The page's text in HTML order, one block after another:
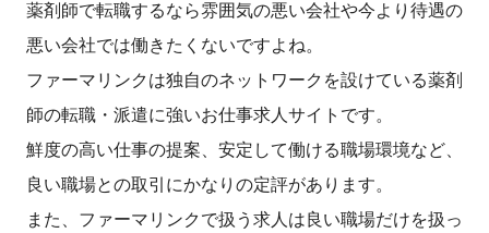
薬剤師で転職するなら雰囲気の悪い会社や今より待遇の
悪い会社では働きたくないですよね。
ファーマリンクは独自のネットワークを設けている薬剤
師の転職・派遣に強いお仕事求人サイトです。
鮮度の高い仕事の提案、安定して働ける職場環境など、
良い職場との取引にかなりの定評があります。
また、ファーマリンクで扱う求人は良い職場だけを扱っ